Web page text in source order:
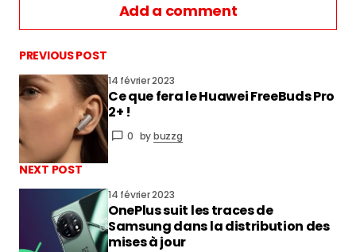
Add a comment
vous connecter
PREVIOUS POST
14 février 2023
Ce que fera le Huawei FreeBuds Pro
2+ !
0 bybuzzg
NEXT POST
14 février 2023
OnePlus suit les traces de
Samsung dans la distribution des
mises à jour